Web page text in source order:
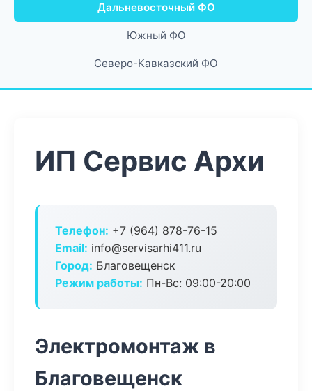
Дальневосточный ФО
Южный ФО
Северо-Кавказский ФО
ИП Сервис Архи
Телефон: +7 (964) 878-76-15
Email: info@servisarhi411.ru
Город: Благовещенск
Режим работы: Пн-Вс: 09:00-20:00
Электромонтаж в
Благовещенск